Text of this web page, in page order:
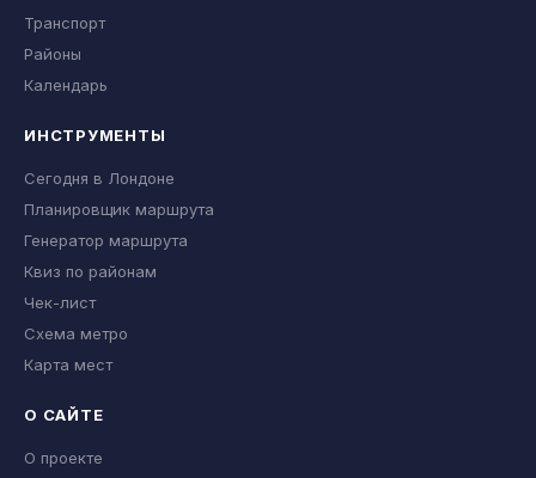
Транспорт
Районы
Календарь
ИНСТРУМЕНТЫ
Сегодня в Лондоне
Планировщик маршрута
Генератор маршрута
Квиз по районам
Чек-лист
Схема метро
Карта мест
О САЙТЕ
О проекте